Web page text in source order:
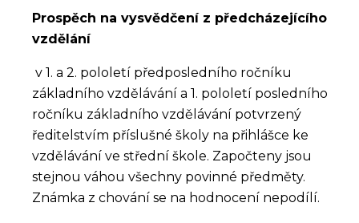
Prospěch na vysvědčení z předcházejícího
vzdělání
v 1. a 2. pololetí předposledního ročníku
základního vzdělávání a 1. pololetí posledního
ročníku základního vzdělávání potvrzený
ředitelstvím příslušné školy na přihlášce ke
vzdělávání ve střední škole. Započteny jsou
stejnou váhou všechny povinné předměty.
Známka z chování se na hodnocení nepodílí.